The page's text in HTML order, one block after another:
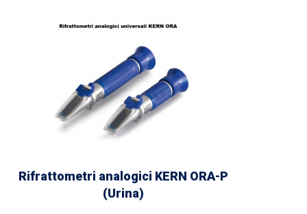
Rifrattometri analogici KERN ORA-P
(Urina)